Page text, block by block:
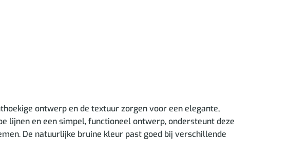
ontwerp en de textuur zorgen voor een elegante,
lijnen en een simpel, functioneel ontwerp, ondersteunt deze
De natuurlijke bruine kleur past goed bij verschillende